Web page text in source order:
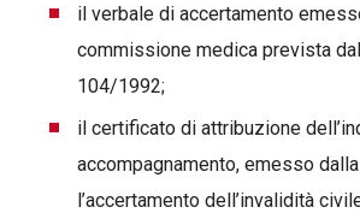
il verbale di accertamento
commissione medica prevista
104/1992;
il certificato di attribuzione
accompagnamento, emesso
l’accertamento dell’invalidità